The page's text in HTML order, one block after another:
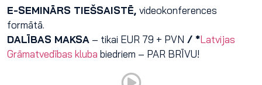
E-SEMINĀRS TIEŠSAISTĒ, videokonferences
formātā.
DALĪBAS MAKSA – tikai EUR 79 + PVN / *Latvijas
Grāmatvedības kluba biedriem – PAR BRĪVU!